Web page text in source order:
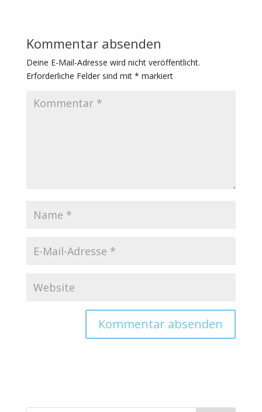
Kommentar absenden
Deine E-Mail-Adresse wird nicht veröffentlicht.
Erforderliche Felder sind mit * markiert